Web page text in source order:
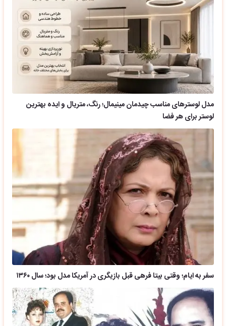
مدل لوسترهای مناسب چیدمان مینیمال؛ رنگ، متریال و ایده بهترین
لوستر برای هر فضا
سفر به ایام؛ وقتی بیتا فرهی قبل بازیگری در آمریکا مدل بود؛ سال ۱۳۶۰